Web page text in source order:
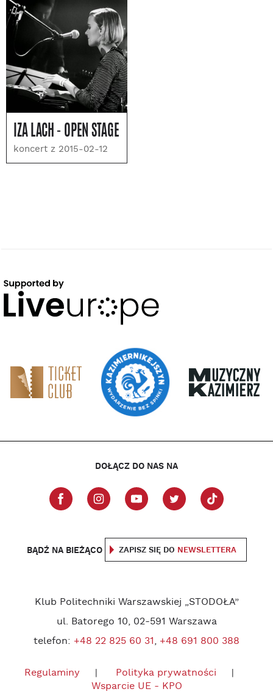
IZA LACH - OPEN STAGE
koncert z 2015-02-12
DOŁĄCZ DO NAS NA
BĄDŹ NA BIEŻĄCO ZAPISZ SIĘ DO NEWSLETTERA
Klub Politechniki Warszawskiej „STODOŁA”
ul. Batorego 10, 02-591 Warszawa
telefon: +48 22 825 60 31, +48 691 800 388
Regulaminy
Polityka prywatności
Wsparcie UE - KPO